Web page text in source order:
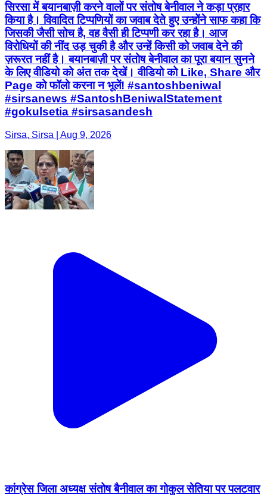
सिरसा में बयानबाज़ी करने वालों पर संतोष बेनीवाल ने कड़ा प्रहार
किया है। विवादित टिप्पणियों का जवाब देते हुए उन्होंने साफ कहा कि
जिसकी जैसी सोच है, वह वैसी ही टिप्पणी कर रहा है। आज
विरोधियों की नींद उड़ चुकी है और उन्हें किसी को जवाब देने की
ज़रूरत नहीं है। बयानबाज़ी पर संतोष बेनीवाल का पूरा बयान सुनने
के लिए वीडियो को अंत तक देखें। वीडियो को Like, Share और
Page को फॉलो करना न भूलें! #santoshbeniwal
#sirsanews #SantoshBeniwalStatement
#gokulsetia #sirsasandesh
Sirsa, Sirsa | Aug 9, 2026
कांग्रेस जिला अध्यक्ष संतोष बैनीवाल का गोकुल सेतिया पर पलटवार